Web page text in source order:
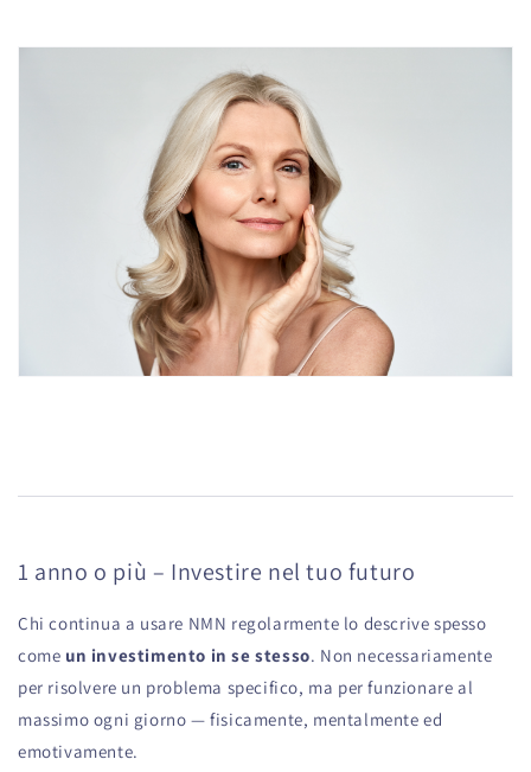
1 anno o più – Investire nel tuo futuro
Chi continua a usare NMN regolarmente lo descrive spesso
come un investimento in se stesso. Non necessariamente
per risolvere un problema specifico, ma per funzionare al
massimo ogni giorno — fisicamente, mentalmente ed
emotivamente.